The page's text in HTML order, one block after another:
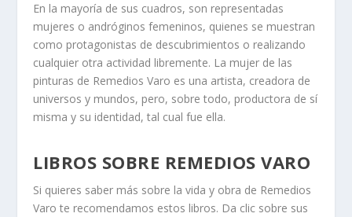
En la mayoría de sus cuadros, son representadas
mujeres o andróginos femeninos, quienes se muestran
como protagonistas de descubrimientos o realizando
cualquier otra actividad libremente. La mujer de las
pinturas de Remedios Varo es una artista, creadora de
universos y mundos, pero, sobre todo, productora de sí
misma y su identidad, tal cual fue ella.
LIBROS SOBRE REMEDIOS VARO
Si quieres saber más sobre la vida y obra de Remedios
Varo te recomendamos estos libros. Da clic sobre sus